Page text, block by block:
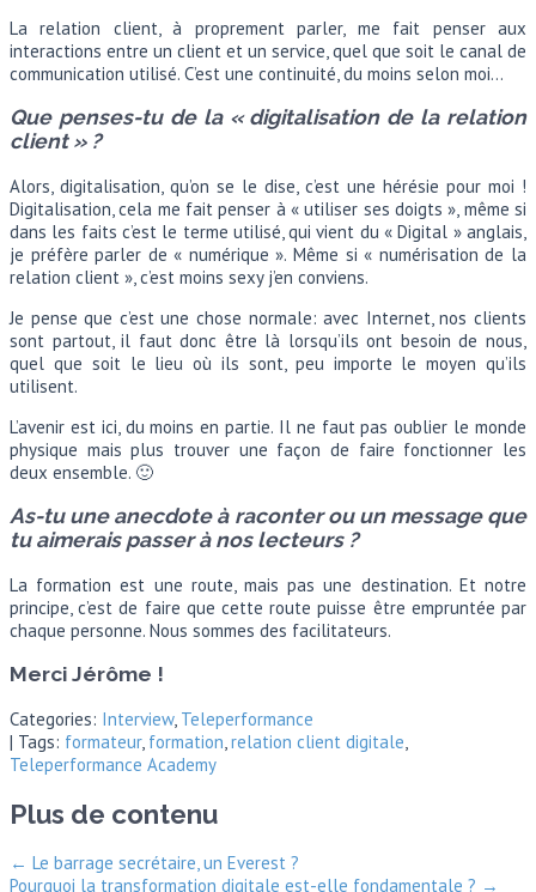
La relation client, à proprement parler, me fait penser aux
interactions entre un client et un service, quel que soit le canal de
communication utilisé. C’est une continuité, du moins selon moi…
Que penses-tu de la « digitalisation de la relation
client » ?
Alors, digitalisation, qu’on se le dise, c’est une hérésie pour moi !
Digitalisation, cela me fait penser à « utiliser ses doigts », même si
dans les faits c’est le terme utilisé, qui vient du « Digital » anglais,
je préfère parler de « numérique ». Même si « numérisation de la
relation client », c’est moins sexy j’en conviens.
Je pense que c’est une chose normale: avec Internet, nos clients
sont partout, il faut donc être là lorsqu’ils ont besoin de nous,
quel que soit le lieu où ils sont, peu importe le moyen qu’ils
utilisent.
L’avenir est ici, du moins en partie. Il ne faut pas oublier le monde
physique mais plus trouver une façon de faire fonctionner les
deux ensemble. 🙂
As-tu une anecdote à raconter ou un message que
tu aimerais passer à nos lecteurs ?
La formation est une route, mais pas une destination. Et notre
principe, c’est de faire que cette route puisse être empruntée par
chaque personne. Nous sommes des facilitateurs.
Merci Jérôme !
Categories: Interview, Teleperformance
| Tags: formateur, formation,relation client digitale,
Teleperformance Academy
Plus de contenu
← Le barrage secrétaire, un Everest ?
Pourquoi la transformation digitale est-elle fondamentale ? →